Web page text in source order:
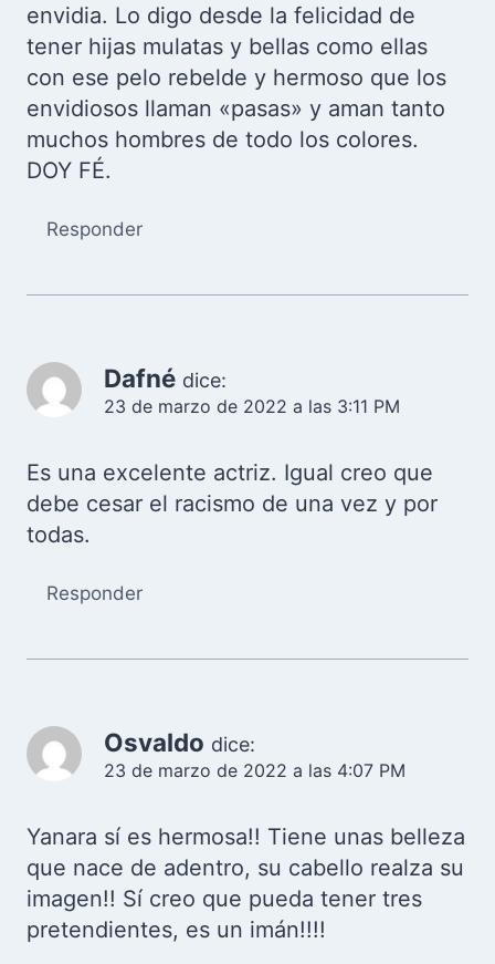
envidia. Lo digo desde la felicidad de
tener hijas mulatas y bellas como ellas
con ese pelo rebelde y hermoso que los
envidiosos llaman «pasas» y aman tanto
muchos hombres de todo los colores.
DOY FÉ.
Responder
Dafné dice:
23 de marzo de 2022 a las 3:11 PM
Es una excelente actriz. Igual creo que
debe cesar el racismo de una vez y por
todas.
Responder
Osvaldo dice:
23 de marzo de 2022 a las 4:07 PM
Yanara sí es hermosa!! Tiene unas belleza
que nace de adentro, su cabello realza su
imagen!! Sí creo que pueda tener tres
pretendientes, es un imán!!!!